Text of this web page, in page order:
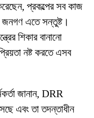
প্রকল্পের সব কাজ
জনগণ এতে সন্তুষ্ট।
শিকার বানানো
নষ্ট করতে এসব
জানান, DRR
এবং তা তদন্তাধীন